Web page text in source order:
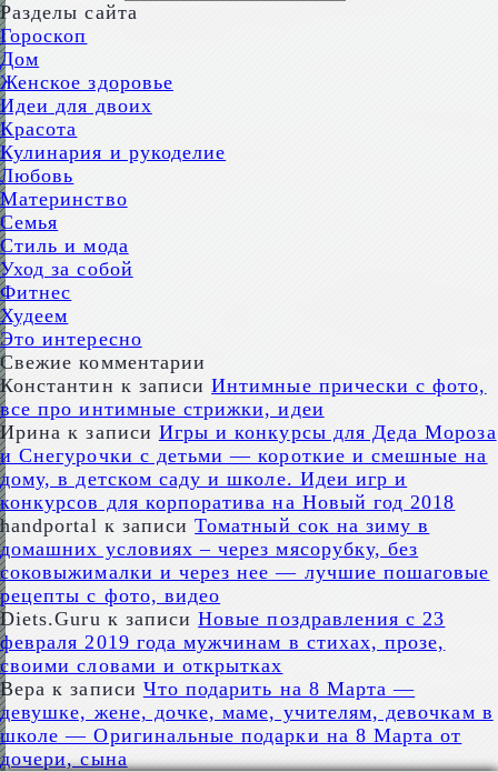
Разделы сайта
Гороскоп
Дом
Женское здоровье
Идеи для двоих
Красота
Кулинария и рукоделие
Любовь
Материнство
Семья
Стиль и мода
Уход за собой
Фитнес
Худеем
Это интересно
Свежие комментарии
Константин к записиИнтимные прически с фото,
все про интимные стрижки, идеи
Ирина к записи Игры и конкурсы для Деда Мороза
и Снегурочки с детьми — короткие и смешные на
дому, в детском саду и школе. Идеи игр и
конкурсов для корпоратива на Новый год 2018
handportal к записиТоматный сок на зиму в
домашних условиях – через мясорубку, без
соковыжималки и через нее — лучшие пошаговые
рецепты с фото, видео
Diets.Guru к записиНовые поздравления с 23
февраля 2019 года мужчинам в стихах, прозе,
своими словами и открытках
Вера к записи Что подарить на 8 Марта —
девушке, жене, дочке, маме, учителям, девочкам в
школе — Оригинальные подарки на 8 Марта от
дочери, сына